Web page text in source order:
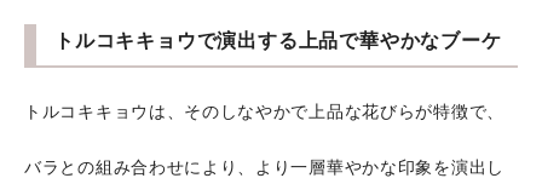
トルコキキョウで演出する上品で華やかなブーケ
トルコキキョウは、そのしなやかで上品な花びらが特徴で、
バラとの組み合わせにより、より一層華やかな印象を演出し